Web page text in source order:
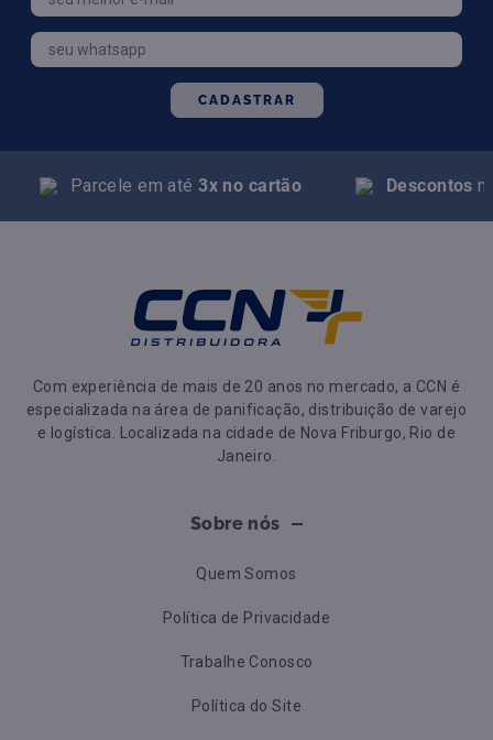
CADASTRAR
Parcele em até3x no cartão Descontos
Com experiência de mais de 20 anos no mercado, a CCN é
especializada na área de panificação, distribuição de varejo
e logística. Localizada na cidade de Nova Friburgo, Rio de
Janeiro.
Sobre nós
Quem Somos
Política de Privacidade
Trabalhe Conosco
Política do Site